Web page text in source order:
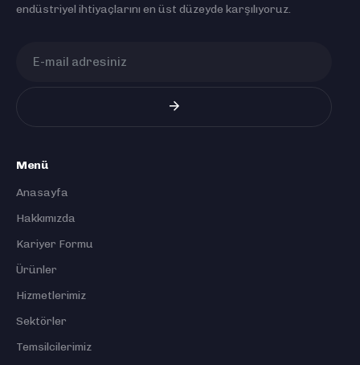
endüstriyel ihtiyaçlarını en üst düzeyde karşılıyoruz.
Menü
Anasayfa
Hakkımızda
Kariyer Formu
Ürünler
Hizmetlerimiz
Sektörler
Temsilcilerimiz